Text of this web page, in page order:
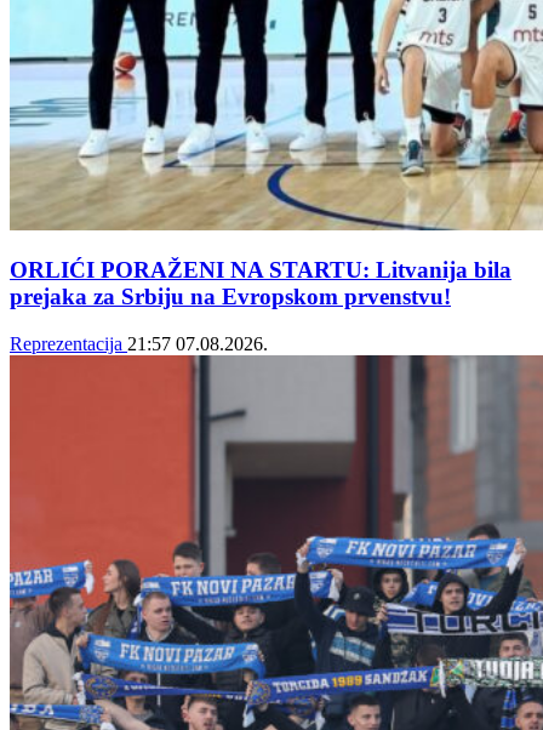
ORLIĆI PORAŽENI NA STARTU: Litvanija bila
prejaka za Srbiju na Evropskom prvenstvu!
Reprezentacija 21:57 07.08.2026.